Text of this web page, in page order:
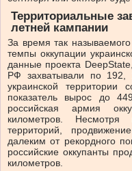
Территориальные
летней кампании
За время так называемого
темпы оккупации
данные проекта
РФ захватывали по 192,
украинской территории
показатель вырос до
российская армия
километров.
территорий,
далеким от рекордного
российские оккупанты
километров.